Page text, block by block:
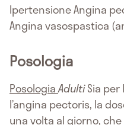
Ipertensione Angina
Angina vasospastica
Posologia
PosologiaAdultiSia per
l’angina pectoris, la
una volta al giorno,